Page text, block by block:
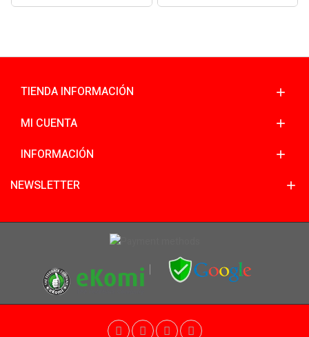
TIENDA INFORMACIÓN
MI CUENTA
INFORMACIÓN
NEWSLETTER